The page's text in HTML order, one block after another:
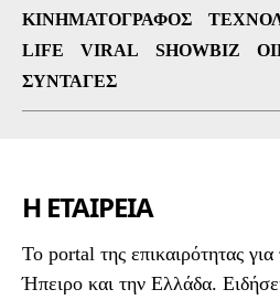
ΚΙΝΗΜΑΤΟΓΡΆΦΟΣ
LIFE
VIRAL SHOWBIZ
ΣΥΝΤΑΓΈΣ
Η ΕΤΑΙΡΕΙΑ
To portal της επικαιρότητας
Ήπειρο και την Ελλάδα.